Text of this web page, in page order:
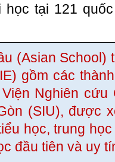
tại 121
(Asian School)
gồm các
Nghiên
(SIU), được
học, trung
đầu tiên và uy